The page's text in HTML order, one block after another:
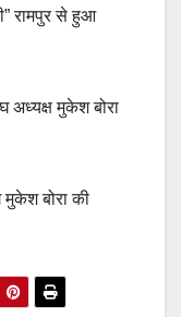
रामपुर से हुआ
अध्यक्ष मुकेश बोरा
बोरा की